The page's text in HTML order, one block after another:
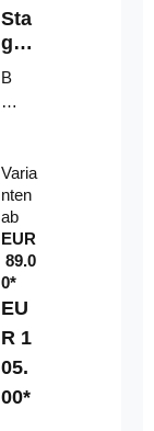
Sta
geri
ser-
LE
D-
el
B
un
mi
t
Fe
rn
be
di
en
u
n
g
Varia
nten
ab
EUR
89.0
0*
EU
R 1
05.
00*